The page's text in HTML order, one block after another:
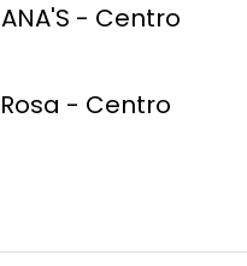
- Centro
- Centro